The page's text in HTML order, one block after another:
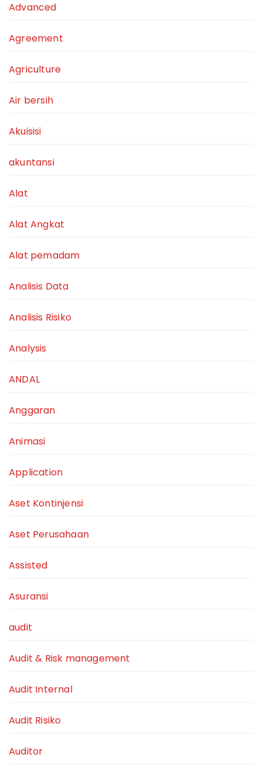
Advanced
Agreement
Agriculture
Air bersih
Akuisisi
akuntansi
Alat
Alat Angkat
Alat pemadam
Analisis Data
Analisis Risiko
Analysis
ANDAL
Anggaran
Animasi
Application
Aset Kontinjensi
Aset Perusahaan
Assisted
Asuransi
audit
Audit & Risk management
Audit Internal
Audit Risiko
Auditor